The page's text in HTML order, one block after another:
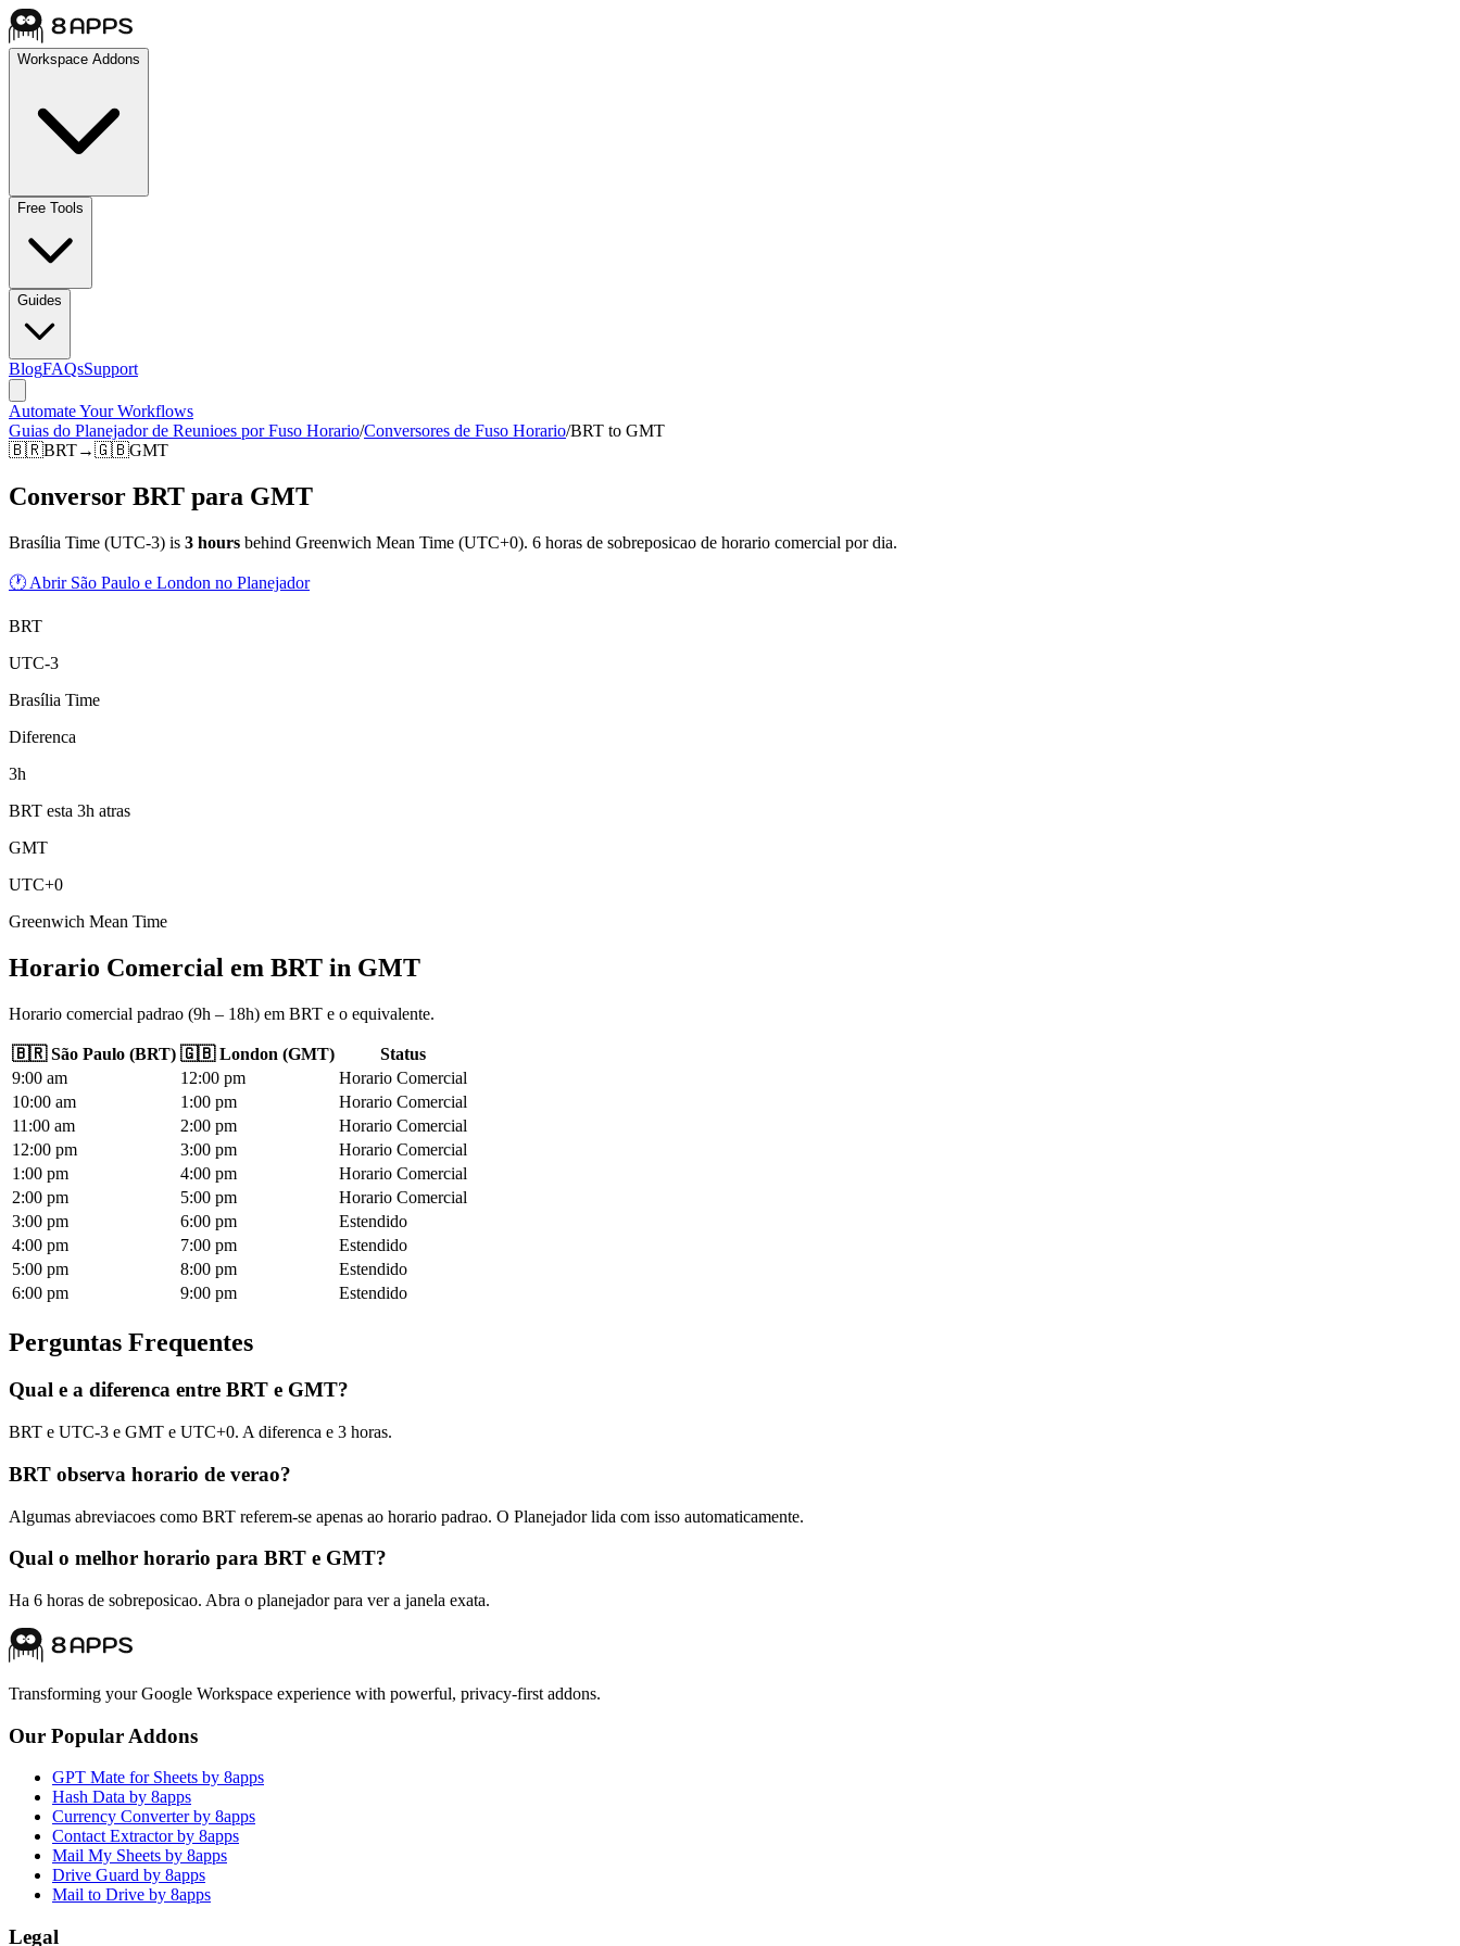
Workspace Addons
Free Tools
Guides
BlogFAQsSupport
Automate Your Workflows
Guias do Planejador de Reunioes por Fuso Horario/Conversores de Fuso Horario/BRT to GMT
🇧🇷BRT→🇬🇧GMT
Conversor BRT para GMT
Brasília Time (UTC-3) is 3 hours behind Greenwich Mean Time (UTC+0). 6 horas de sobreposicao de horario comercial por dia.
🕐 Abrir São Paulo e London no Planejador
BRT
UTC-3
Brasília Time
Diferenca
3h
BRT esta 3h atras
GMT
UTC+0
Greenwich Mean Time
Horario Comercial em BRT in GMT
Horario comercial padrao (9h – 18h) em BRT e o equivalente.
🇧🇷 São Paulo (BRT) 🇬🇧 London (GMT)
Status
9:00 am 12:00 pm
Horario Comercial
10:00 am 1 :00 pm
Horario Comercial
11 :00 am 2:00 pm
Horario Comercial
12:00 pm 3:00 pm
Horario Comercial
1 :00 pm 4:00 pm
Horario Comercial
2:00 pm 5:00 pm
Horario Comercial
3:00 pm 6:00 pm
Estendido
4:00 pm 7:00 pm
Estendido
5:00 pm 8:00 pm
Estendido
6:00 pm 9:00 pm Estendido
Perguntas Frequentes
Qual e a diferenca entre BRT e GMT?
BRT e UTC-3 e GMT e UTC+0. A diferenca e 3 horas.
BRT observa horario de verao?
Algumas abreviacoes como BRT referem-se apenas ao horario padrao. O Planejador lida com isso automaticamente.
Qual o melhor horario para BRT e GMT?
Ha 6 horas de sobreposicao. Abra o planejador para ver a janela exata.
Transforming your Google Workspace experience with powerful, privacy-first addons.
Our Popular Addons
GPT Mate for Sheets by 8apps
Hash Data by 8apps
Currency Converter by 8apps
Contact Extractor by 8apps
Mail My Sheets by 8apps
Drive Guard by 8apps
Mail to Drive by 8apps
Legal